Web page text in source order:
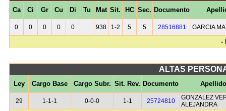
Ca Ci Gr Cu Di Tu Mat Sit. HC Sec. Documento
0 0 0 0 0 938 1-2 5 5 28516881 GARCIA
-
ALTAS
Ley Cargo Base Cargo Subr. Sit. Rev. Documento
29 1-1-1 0-0-0 1-1 25724810
GONZALEZ
ALEJANDRA